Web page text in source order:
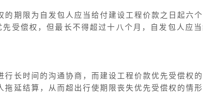
期限为自发包人应当给付建设工程价款之日起六
受偿权，但最长不得超过十八个月，自发包人应
长时间的沟通协商，而建设工程价款优先受偿权
延结算，从而超出行使期限丧失优先受偿权的情